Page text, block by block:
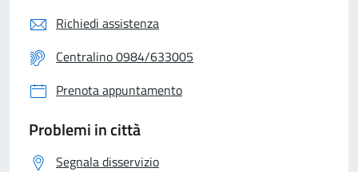
Richiedi assistenza
Centralino 0984/633005
Prenota appuntamento
Problemi in città
Segnala disservizio